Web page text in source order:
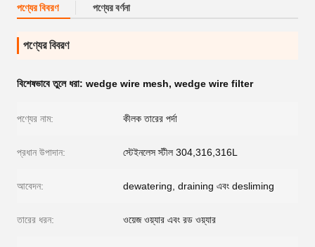
পণ্যের বিবরণ পণ্যের বর্ণনা
পণ্যের বিবরণ
বিশেষভাবে তুলে ধরা: wedge wire mesh, wedge wire filter
পণ্যের নাম: কীলক তারের পর্দা
প্রধান উপাদান: স্টেইনলেস স্টীল 304,316,316L
আবেদন: dewatering, draining এবং desliming
তারের ধরন: ওয়েজ ওয়্যার এবং রড ওয়্যার